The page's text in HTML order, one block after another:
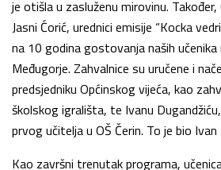
je otišla u zasluženu mirovinu.
Jasni Ćorić, urednici emisije “Kocka
na 10 godina gostovanja naših
Međugorje. Zahvalnice su uručene i
predsjedniku Općinskog vijeća, kao
školskog igrališta, te Ivanu
prvog učitelja u OŠ Čerin. To je bio Ivan
Kao završni trenutak programa,